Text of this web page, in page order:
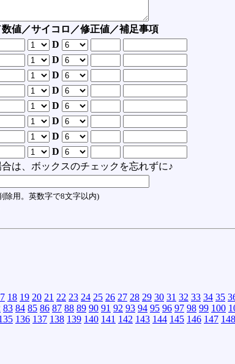
値／サイコロ／修正値／補足事項
D
D
D
D
D
D
D
D
は、ボックスのチェックを忘れずに♪
除用。英数字で8文字以内)
18 19 20 21 22 23 24 25 26 27 28 29 30 31 32 33 34 35
83 84 85 86 87 88 89 90 91 92 93 94 95 96 97 98 99 100
136 137 138 139 140 141 142 143 144 145 146 147 148